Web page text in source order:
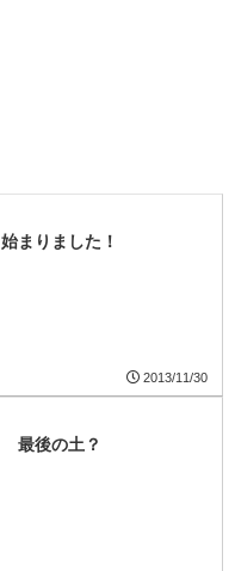
始まりました！
2013/11/30
最後の土？